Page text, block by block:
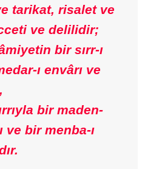
tarikat, risalet ve
ve delilidir;
bir sırr-ı
ı envârı ve
bir maden-
ve bir menba-ı